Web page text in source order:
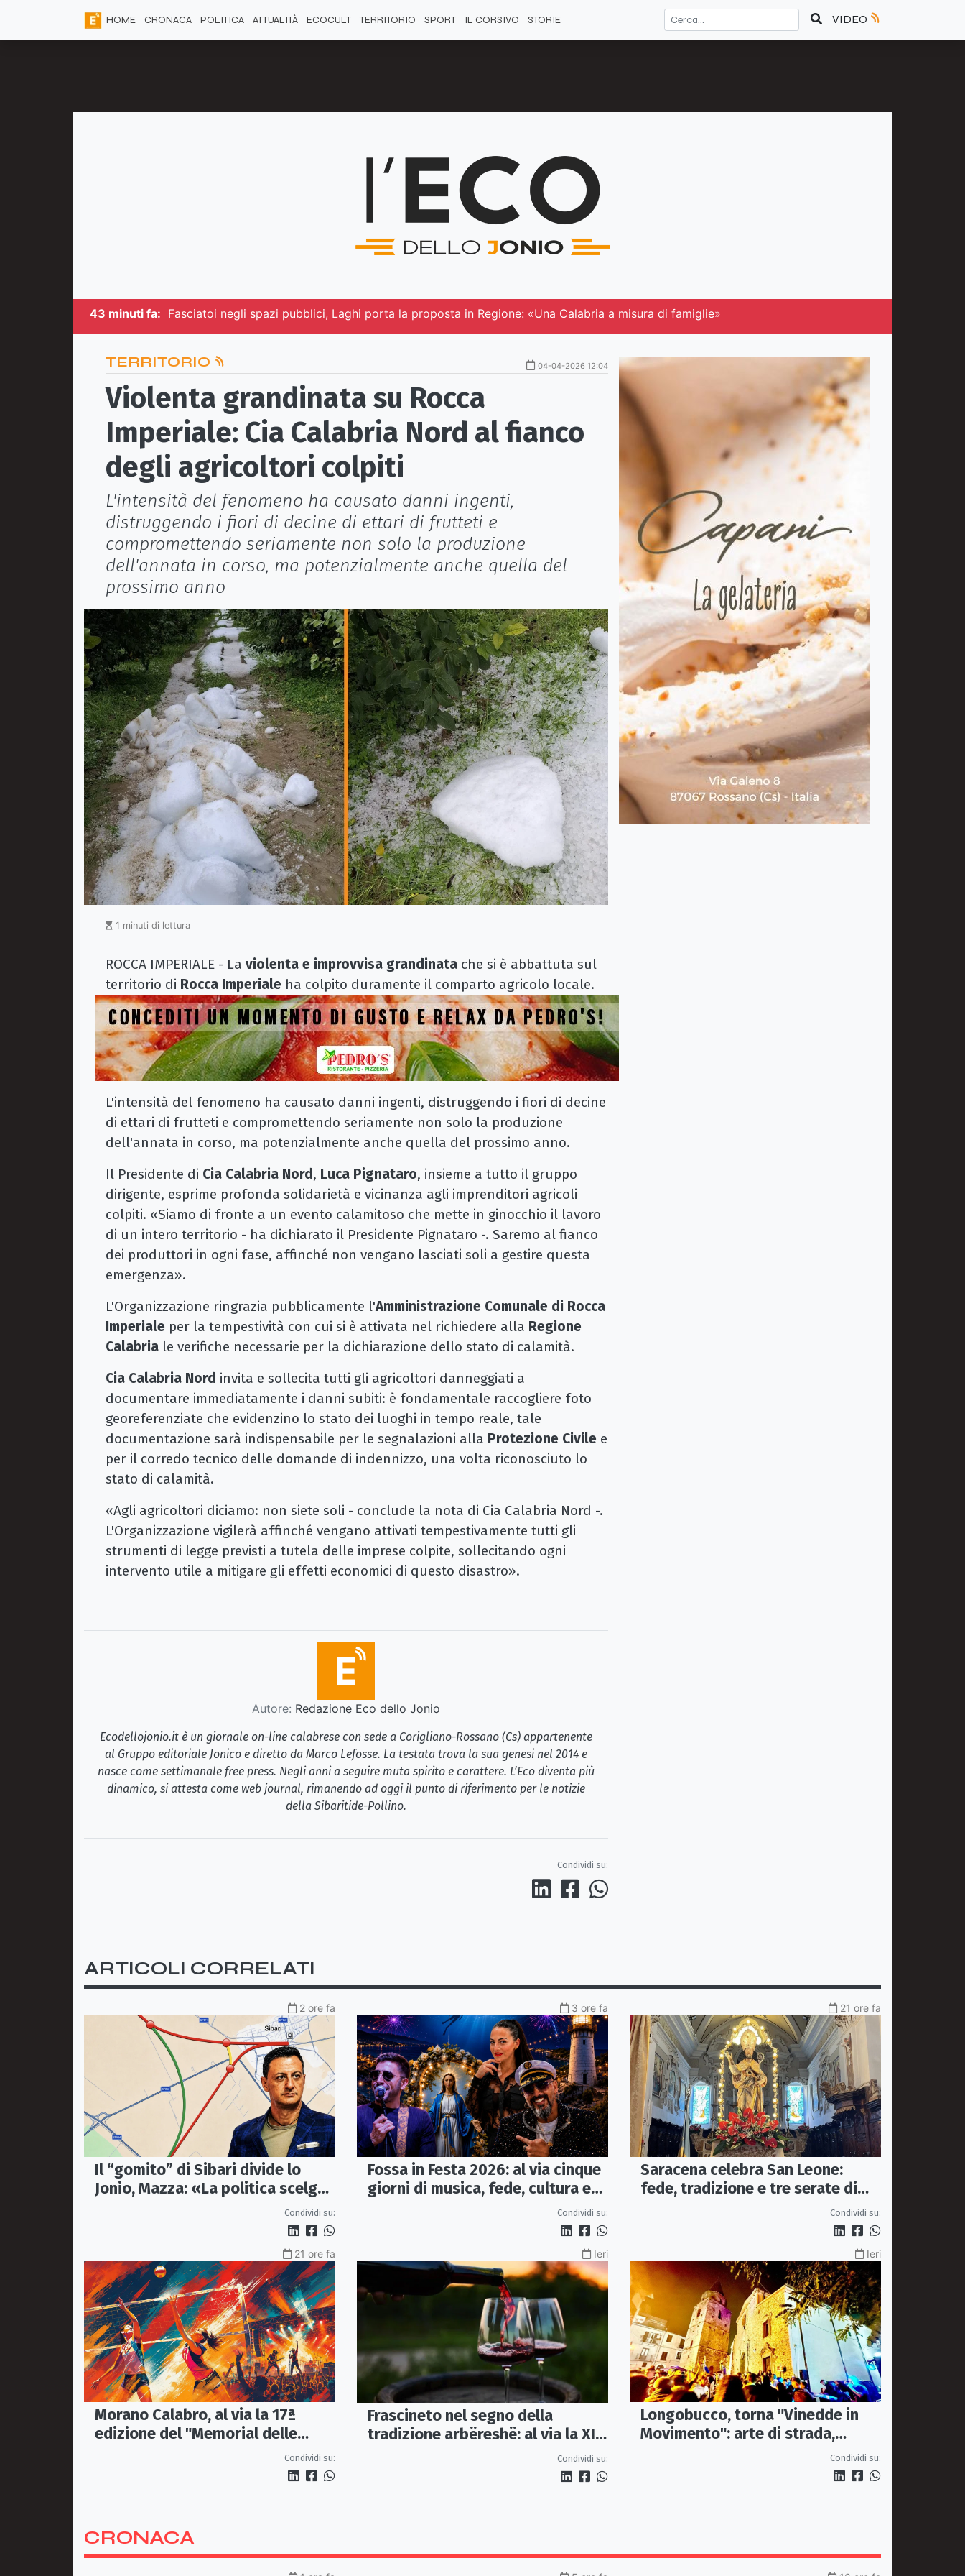
HOME CRONACA POLITICA ATTUALITÀ ECOCULT TERRITORIO SPORT IL CORSIVO STORIE VIDEO
43 minuti fa: Fasciatoi negli spazi pubblici, Laghi porta la proposta in Regione: «Una Calabria a misura di famiglie»
TERRITORIO 04-04-2026 12:04
Violenta grandinata su Rocca
Imperiale: Cia Calabria Nord al fianco
degli agricoltori colpiti
L'intensità del fenomeno ha causato danni ingenti,
distruggendo i fiori di decine di ettari di frutteti e
compromettendo seriamente non solo la produzione
dell'annata in corso, ma potenzialmente anche quella del
prossimo anno
1 minuti di lettura
ROCCA IMPERIALE - La violenta e improvvisa grandinata che si è abbattuta sul
territorio di Rocca Imperiale ha colpito duramente il comparto agricolo locale.
L'intensità del fenomeno ha causato danni ingenti, distruggendo i fiori di decine
di ettari di frutteti e compromettendo seriamente non solo la produzione
dell'annata in corso, ma potenzialmente anche quella del prossimo anno.
Il Presidente di Cia Calabria Nord, Luca Pignataro, insieme a tutto il gruppo
dirigente, esprime profonda solidarietà e vicinanza agli imprenditori agricoli
colpiti. «Siamo di fronte a un evento calamitoso che mette in ginocchio il lavoro
di un intero territorio - ha dichiarato il Presidente Pignataro -. Saremo al fianco
dei produttori in ogni fase, affinché non vengano lasciati soli a gestire questa
emergenza».
L'Organizzazione ringrazia pubblicamente l'Amministrazione Comunale di Rocca
Imperiale per la tempestività con cui si è attivata nel richiedere alla Regione
Calabria le verifiche necessarie per la dichiarazione dello stato di calamità.
Cia Calabria Nord invita e sollecita tutti gli agricoltori danneggiati a
documentare immediatamente i danni subiti: è fondamentale raccogliere foto
georeferenziate che evidenzino lo stato dei luoghi in tempo reale, tale
documentazione sarà indispensabile per le segnalazioni alla Protezione Civile e
per il corredo tecnico delle domande di indennizzo, una volta riconosciuto lo
stato di calamità.
«Agli agricoltori diciamo: non siete soli - conclude la nota di Cia Calabria Nord -.
L'Organizzazione vigilerà affinché vengano attivati tempestivamente tutti gli
strumenti di legge previsti a tutela delle imprese colpite, sollecitando ogni
intervento utile a mitigare gli effetti economici di questo disastro».
Autore: Redazione Eco dello Jonio
Ecodellojonio.it è un giornale on-line calabrese con sede a Corigliano-Rossano (Cs) appartenente
al Gruppo editoriale Jonico e diretto da Marco Lefosse. La testata trova la sua genesi nel 2014 e
nasce come settimanale free press. Negli anni a seguire muta spirito e carattere. L’Eco diventa più
dinamico, si attesta come web journal, rimanendo ad oggi il punto di riferimento per le notizie
della Sibaritide-Pollino.
Condividi su:
ARTICOLI CORRELATI
2 ore fa
Il “gomito” di Sibari divide lo
Jonio, Mazza: «La politica scelga
Condividi su:
3 ore fa
Fossa in Festa 2026: al via cinque
giorni di musica, fede, cultura e
Condividi su:
21 ore fa
Saracena celebra San Leone:
fede, tradizione e tre serate di
Condividi su:
21 ore fa
Morano Calabro, al via la 17ª
edizione del "Memorial delle
Condividi su:
Ieri
Frascineto nel segno della
tradizione arbëreshë: al via la XII
edizione della Festa del VinoCondividi su:
Ieri
Longobucco, torna "Vinedde in
Movimento": arte di strada,
musica e sapori fanno rivivere il
Condividi su:
CRONACA